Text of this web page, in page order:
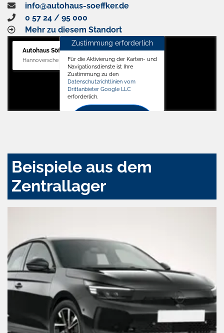
info@autohaus-soeffker.de
0 57 24 / 95 000
Mehr zu diesem Standort
Autohaus Söffker GmbH
Hannoversche Str. 34, 31688 Nienstädt
Zustimmung erforderlich
Für die Aktivierung der Karten- und
Navigationsdienste ist Ihre
Zustimmung zu den
Datenschutzrichtlinien vom
Drittanbieter Google LLC
erforderlich.
Beispiele aus dem
Zentrallager